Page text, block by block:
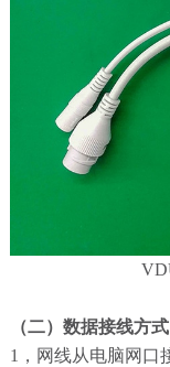
（二）数据接线方式
1，网线从电脑网口